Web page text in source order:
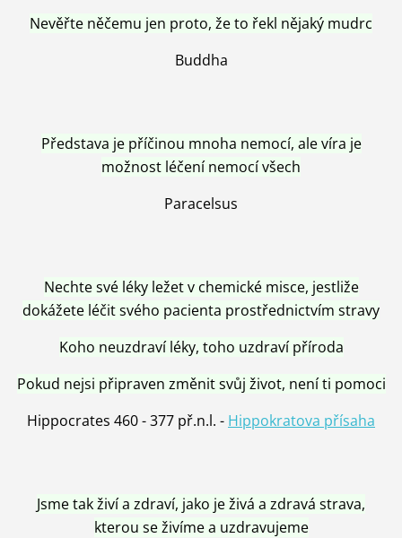
Nevěřte něčemu jen proto, že to řekl nějaký mudrc
Buddha
Představa je příčinou mnoha nemocí, ale víra je
možnost léčení nemocí všech
Paracelsus
Nechte své léky ležet v chemické misce, jestliže
dokážete léčit svého pacienta prostřednictvím stravy
Koho neuzdraví léky, toho uzdraví příroda
Pokud nejsi připraven změnit svůj život, není ti pomoci
Hippocrates 460 - 377 př.n.l. - Hippokratova přísaha
Jsme tak živí a zdraví, jako je živá a zdravá strava,
kterou se živíme a uzdravujeme